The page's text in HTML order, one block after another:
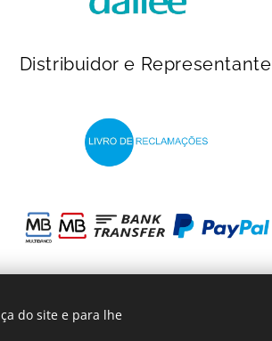
Distribuidor e Representante
do site e para lhe